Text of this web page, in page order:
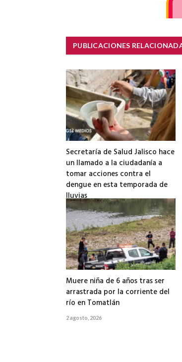
PUBLICACIONES
Secretaría de Salud Jalisco hace
un llamado a la ciudadanía a
tomar acciones contra el
dengue en esta temporada de
lluvias
6 agosto, 2026
Muere niña de 6 años tras ser
arrastrada por la corriente del
río en Tomatlán
2 agosto, 2026